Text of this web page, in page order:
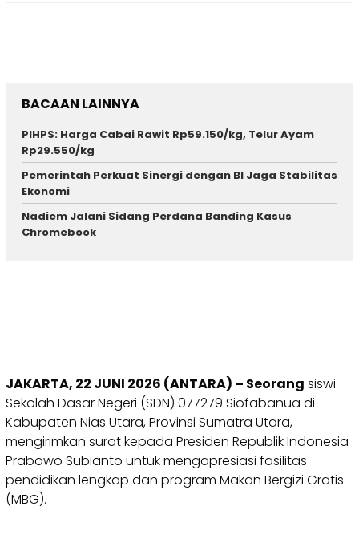
BACAAN LAINNYA
PIHPS: Harga Cabai Rawit Rp59.150/kg, Telur Ayam
Rp29.550/kg
Pemerintah Perkuat Sinergi dengan BI Jaga Stabilitas
Ekonomi
Nadiem Jalani Sidang Perdana Banding Kasus
Chromebook
JAKARTA, 22 JUNI 2026 (ANTARA) – Seorang siswi
Sekolah Dasar Negeri (SDN) 077279 Siofabanua di
Kabupaten Nias Utara, Provinsi Sumatra Utara,
mengirimkan surat kepada Presiden Republik Indonesia
Prabowo Subianto untuk mengapresiasi fasilitas
pendidikan lengkap dan program Makan Bergizi Gratis
(MBG).